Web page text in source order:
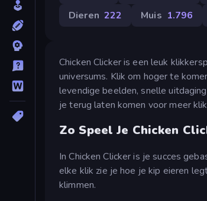
Dieren 222 Muis 1.796
Chicken Clicker is een leuk
universums. Klik om hoger te
levendige beelden, snelle
je terug laten komen voor meer
Zo Speel Je Chicken
In Chicken Clicker is je succes
elke klik zie je hoe je kip eieren
klimmen.